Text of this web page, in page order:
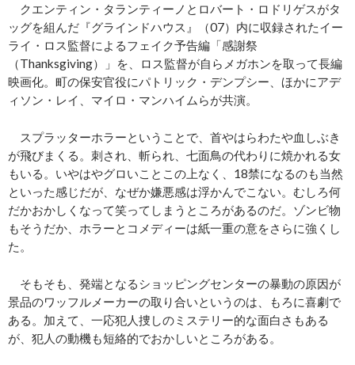
クエンティン・タランティーノとロバート・ロドリゲスがタ
ッグを組んだ『グラインドハウス』（07）内に収録されたイー
ライ・ロス監督によるフェイク予告編「感謝祭
（Thanksgiving）」を、ロス監督が自らメガホンを取って長編
映画化。町の保安官役にパトリック・デンプシー、ほかにアデ
ィソン・レイ、マイロ・マンハイムらが共演。
スプラッターホラーということで、首やはらわたや血しぶき
が飛びまくる。刺され、斬られ、七面鳥の代わりに焼かれる女
もいる。いやはやグロいことこの上なく、18禁になるのも当然
といった感じだが、なぜか嫌悪感は浮かんでこない。むしろ何
だかおかしくなって笑ってしまうところがあるのだ。ゾンビ物
もそうだか、ホラーとコメディーは紙一重の意をさらに強くし
た。
そもそも、発端となるショッピングセンターの暴動の原因が
景品のワッフルメーカーの取り合いというのは、もろに喜劇で
ある。加えて、一応犯人捜しのミステリー的な面白さもある
が、犯人の動機も短絡的でおかしいところがある。